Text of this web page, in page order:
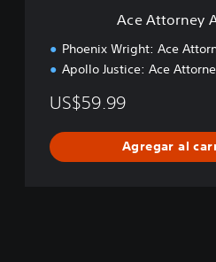
Ace Attorney
Phoenix Wright: Ace
Apollo Justice: Ace
US$59.99
Agregar al